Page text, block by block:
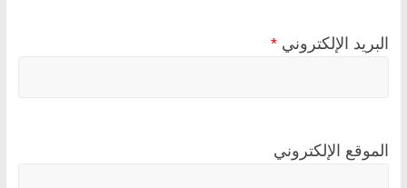
البريد الإلكتروني *
الموقع الإلكتروني